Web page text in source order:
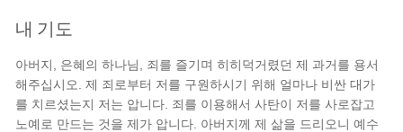
내 기도
아버지, 은혜의 하나님, 죄를 즐기며 히히덕거렸던 제 과거를 용서
해주십시오. 제 죄로부터 저를 구원하시기 위해 얼마나 비싼 대가
를 치르셨는지 저는 압니다. 죄를 이용해서 사탄이 저를 사로잡고
노예로 만드는 것을 제가 압니다. 아버지께 제 삶을 드리오니 예수